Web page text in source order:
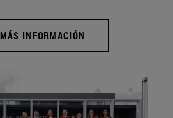
MÁS INFORMACIÓN